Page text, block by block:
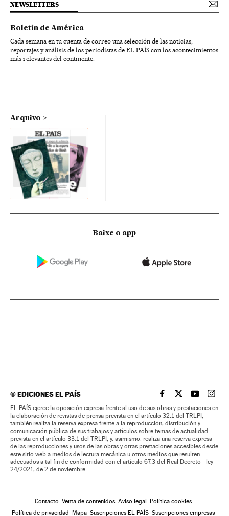
NEWSLETTERS
Boletín de América
Cada semana en tu cuenta de correo una selección de las noticias,
reportajes y análisis de los periodistas de EL PAÍS con los acontecimientos
más relevantes del continente.
Arquivo
Baixe o app
©EDICIONES EL PAÍS EL PAÍS BRASIL EN
EL PAÍSEL PAÍS
EL
EL PAÍS ejerce la oposición expresa frente al uso de sus obras y prestaciones en
la elaboración de revistas de prensa prevista en el artículo 32.1 del TRLPI;
también realiza la reserva expresa frente a la reproducción, distribución y
comunicación pública de sus trabajos y artículos sobre temas de actualidad
prevista en el artículo 33.1 del TRLPI; y, asimismo, realiza una reserva expresa
de las reproducciones y usos de las obras y otras prestaciones accesibles desde
este sitio web a medios de lectura mecánica u otros medios que resulten
adecuados a tal fin de conformidad con el artículo 67.3 del Real Decreto - ley
24/2021, de 2 de noviembre
Contacto Venta de contenidos Aviso legal Política cookies
Política de privacidad Mapa Suscripciones EL PAÍS Suscripciones empresas